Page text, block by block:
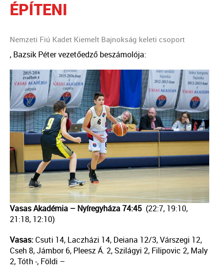
ÉPÍTENI
Nemzeti Fiú Kadet Kiemelt Bajnokság keleti csoport
, Bazsik Péter vezetőedző beszámolója:
Vasas Akadémia – Nyíregyháza 74:45 (22:7, 19:10,
21:18, 12:10)
Vasas: Csuti 14, Laczházi 14, Deiana 12/3, Várszegi 12,
Cseh 8, Jámbor 6, Pleesz Á. 2, Szilágyi 2, Filipovic 2, Maly
2, Tóth -, Földi –